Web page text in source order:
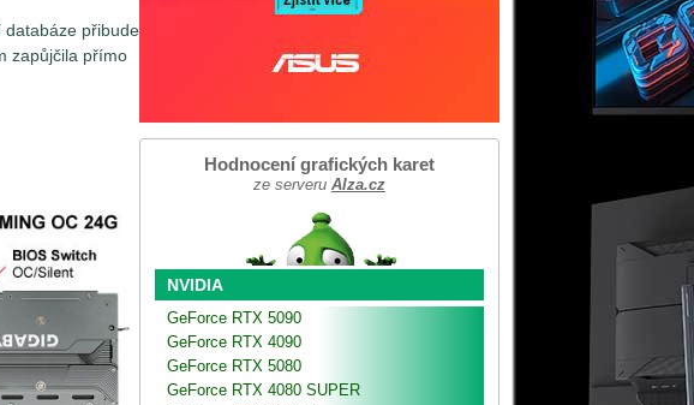
databáze přibude
zapůjčila přímo
Hodnocení grafických karet
ze serveru Alza.cz
NVIDIA
GeForce RTX 5090
GeForce RTX 4090
GeForce RTX 5080
GeForce RTX 4080 SUPER